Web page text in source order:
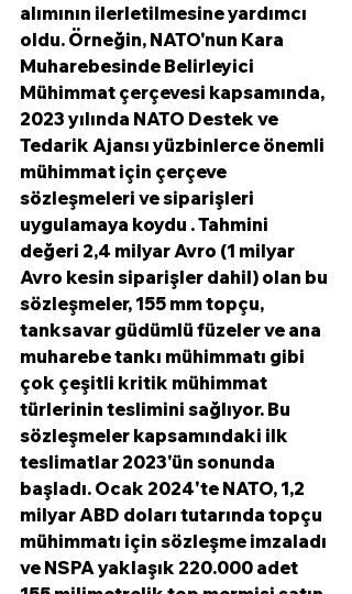
alımının ilerletilmesine yardımcı
oldu. Örneğin, NATO'nun Kara
Muharebesinde Belirleyici
Mühimmat çerçevesi kapsamında,
2023 yılında NATO Destek ve
Tedarik Ajansı yüzbinlerce önemli
mühimmat için çerçeve
sözleşmeleri ve siparişleri
uygulamaya koydu . Tahmini
değeri 2,4 milyar Avro (1 milyar
Avro kesin siparişler dahil) olan bu
sözleşmeler, 155 mm topçu,
tanksavar güdümlü füzeler ve ana
muharebe tankı mühimmatı gibi
çok çeşitli kritik mühimmat
türlerinin teslimini sağlıyor. Bu
sözleşmeler kapsamındaki ilk
teslimatlar 2023'ün sonunda
başladı. Ocak 2024'te NATO, 1,2
milyar ABD doları tutarında topçu
mühimmatı için sözleşme imzaladı
ve NSPA yaklaşık 220.000 adet